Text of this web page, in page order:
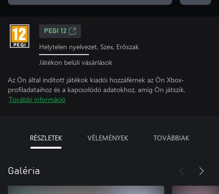
PEGI 12
Helytelen nyelvezet, Szex, Erőszak
Játékon belüli vásárlások
Az Ön által indított játékok kiadói hozzáférnek az Ön Xbox-
profiladataihoz és a kapcsolódó adatokhoz, amíg Ön játszik.
További információ
RÉSZLETEK VÉLEMÉNYEK TOVÁBBIAK
Galéria